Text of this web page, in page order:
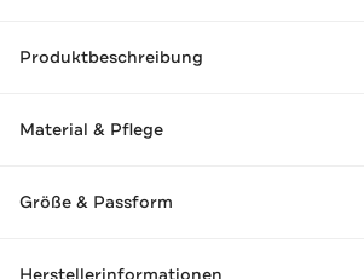
Produktbeschreibung
Material & Pflege
Größe & Passform
Herstellerinformationen